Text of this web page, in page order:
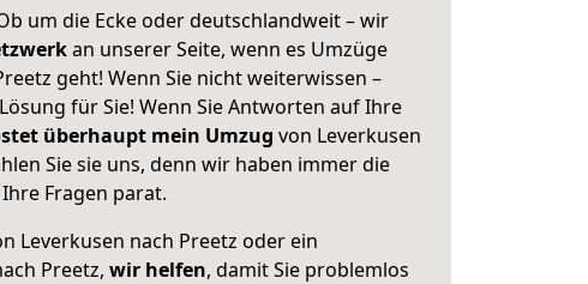
um die Ecke oder deutschlandweit – wir
an unserer Seite, wenn es Umzüge
geht! Wenn Sie nicht weiterwissen –
für Sie! Wenn Sie Antworten auf Ihre
überhaupt mein Umzug von Leverkusen
Sie sie uns, denn wir haben immer die
Fragen parat.
Leverkusen nach Preetz oder ein
Preetz, wir helfen, damit Sie problemlos